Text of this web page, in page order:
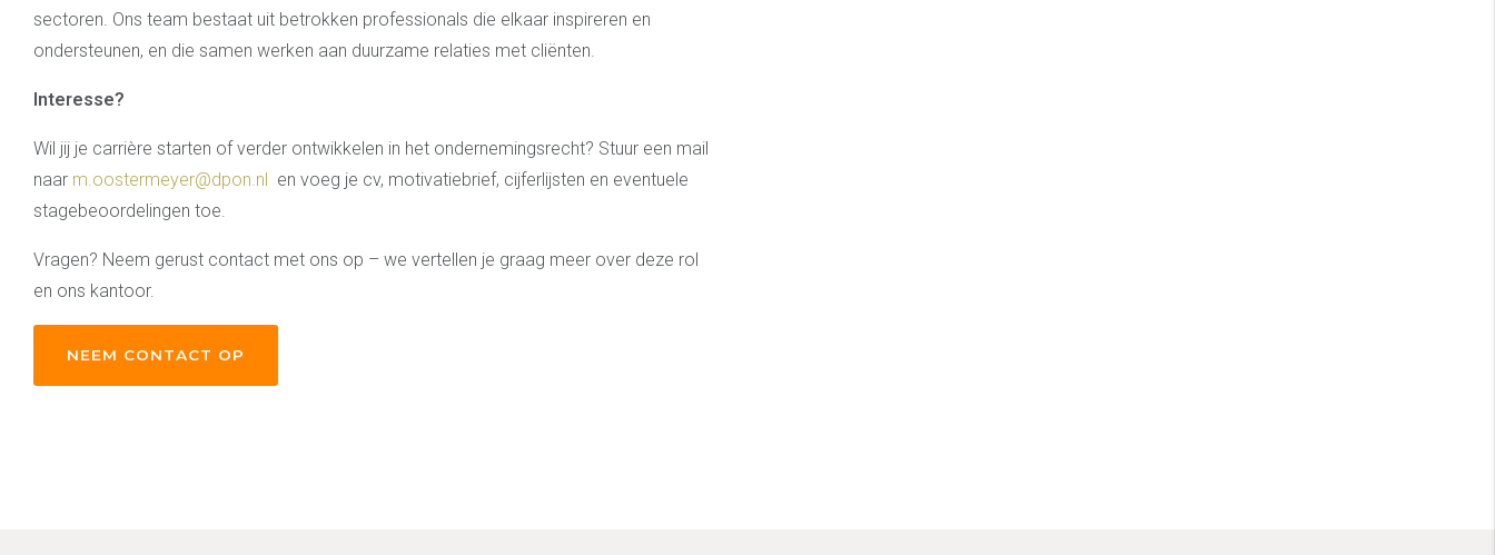
sectoren. Ons team bestaat uit betrokken professionals die elkaar inspireren en
ondersteunen, en die samen werken aan duurzame relaties met cliënten.
Interesse?
Wil jij je carrière starten of verder ontwikkelen in het ondernemingsrecht? Stuur een mail
naar m.oostermeyer@dpon.nl en voeg je cv, motivatiebrief, cijferlijsten en eventuele
stagebeoordelingen toe.
Vragen? Neem gerust contact met ons op – we vertellen je graag meer over deze rol
en ons kantoor.
NEEM CONTACT OP